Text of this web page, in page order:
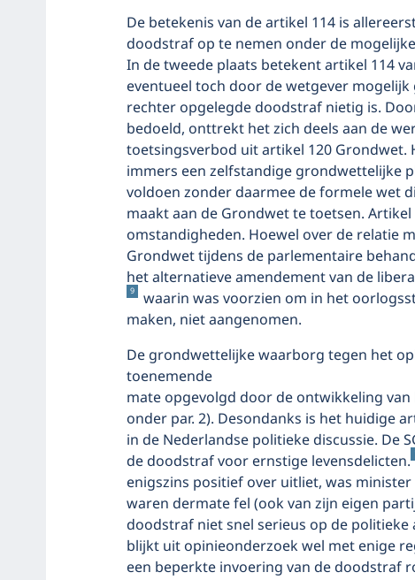
De betekenis van de artikel 114 is
doodstraf op te nemen onder de
In de tweede plaats betekent artikel 114
eventueel toch door de wetgever
rechter opgelegde doodstraf nietig is.
bedoeld, onttrekt het zich deels aan de
toetsingsverbod uit artikel 120
immers een zelfstandige grondwettelijke
voldoen zonder daarmee de formele wet
maakt aan de Grondwet te toetsen.
omstandigheden. Hoewel over de relatie
Grondwet tijdens de parlementaire
het alternatieve amendement van de
9
waarin was voorzien om in het
maken, niet aangenomen.
De grondwettelijke waarborg tegen het
toenemende
mate opgevolgd door de ontwikkeling
onder par. 2). Desondanks is het huidige
in de Nederlandse politieke discussie. De
de doodstraf voor ernstige levensdelicten.
enigszins positief over uitliet, was minister
waren dermate fel (ook van zijn eigen
doodstraf niet snel serieus op de
blijkt uit opinieonderzoek wel met enige
een beperkte invoering van de doodstraf